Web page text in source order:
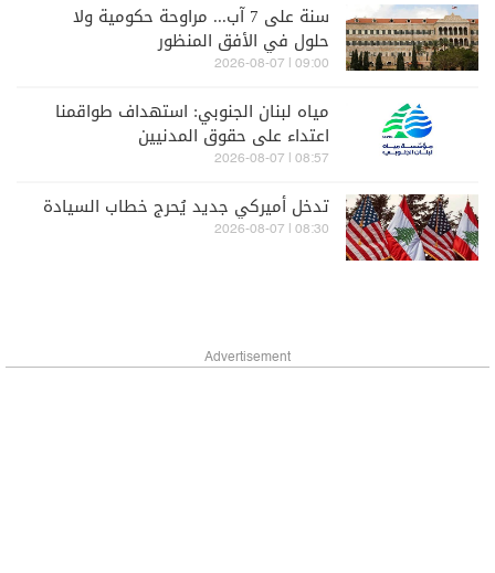
سنة على 7 آب... مراوحة حكومية ولا
حلول في الأفق المنظور
09:00 | 2026-08-07
مياه لبنان الجنوبي: استهداف طواقمنا
اعتداء على حقوق المدنيين
08:57 | 2026-08-07
تدخل أميركي جديد يُحرج خطاب السيادة
08:30 | 2026-08-07
Advertisement